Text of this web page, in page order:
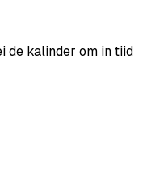
de kalinder om in tiid